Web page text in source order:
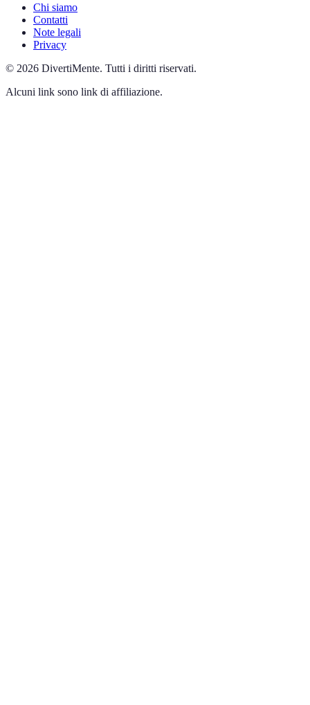
Chi siamo
Contatti
Note legali
Privacy
© 2026 DivertiMente. Tutti i diritti riservati.
Alcuni link sono link di affiliazione.